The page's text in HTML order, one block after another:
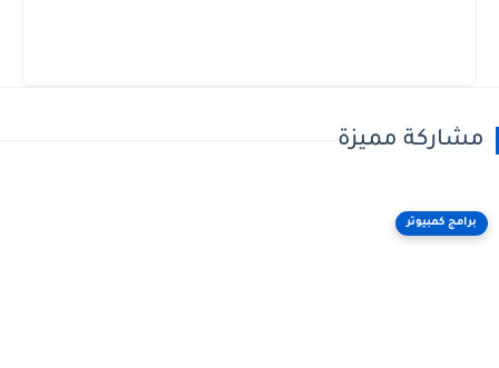
مشاركة مميزة
برامج كمبيوتر